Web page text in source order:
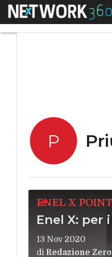
Menu
P
ENEL X
Enel X:
13 Nov 2020
di Redazione